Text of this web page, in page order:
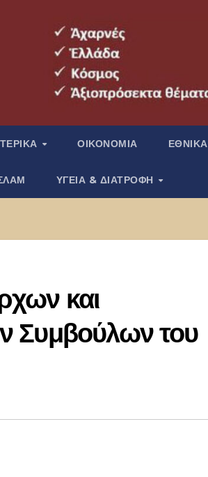
ΟΙΚΟΝΟΜΙΑ ΕΘΝΙΚΑ
ΥΓΕΙΑ & ΔΙΑΤΡΟΦΗ
και
Συμβούλων του